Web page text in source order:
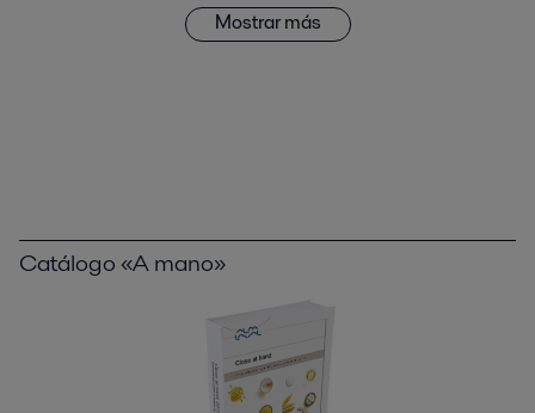
Mostrar más
Catálogo «A mano»